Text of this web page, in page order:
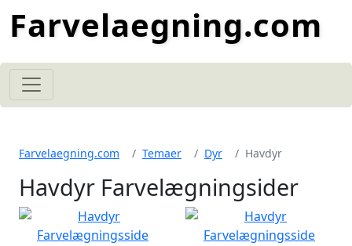
Farvelaegning.com
Farvelaegning.com Temaer Dyr Havdyr
Havdyr Farvelægningsider